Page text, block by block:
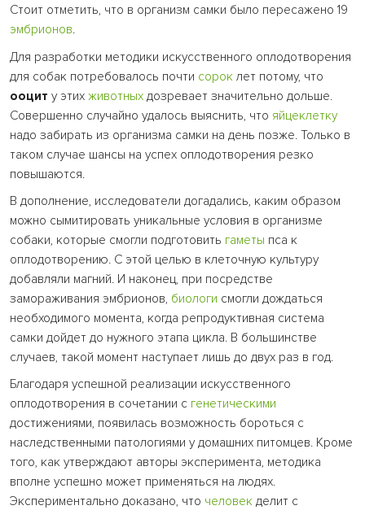
Стоит отметить, что в организм самки было пересажено 19
эмбрионов.
Для разработки методики искусственного оплодотворения
для собак потребовалось почти сорок лет потому, что
ооцит у этих животных дозревает значительно дольше.
Совершенно случайно удалось выяснить, что яйцеклетку
надо забирать из организма самки на день позже. Только в
таком случае шансы на успех оплодотворения резко
повышаются.
В дополнение, исследователи догадались, каким образом
можно сымитировать уникальные условия в организме
собаки, которые смогли подготовить гаметы пса к
оплодотворению. С этой целью в клеточную культуру
добавляли магний. И наконец, при посредстве
замораживания эмбрионов, биологи смогли дождаться
необходимого момента, когда репродуктивная система
самки дойдет до нужного этапа цикла. В большинстве
случаев, такой момент наступает лишь до двух раз в год.
Благодаря успешной реализации искусственного
оплодотворения в сочетании с генетическими
достижениями, появилась возможность бороться с
наследственными патологиями у домашних питомцев. Кроме
того, как утверждают авторы эксперимента, методика
вполне успешно может применяться на людях.
Экспериментально доказано, что человек делит с